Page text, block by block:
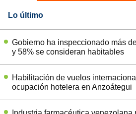
Lo último
Gobierno ha inspeccionado más
y 58% se consideran habitables
Habilitación de vuelos
ocupación hotelera en Anzoátegui